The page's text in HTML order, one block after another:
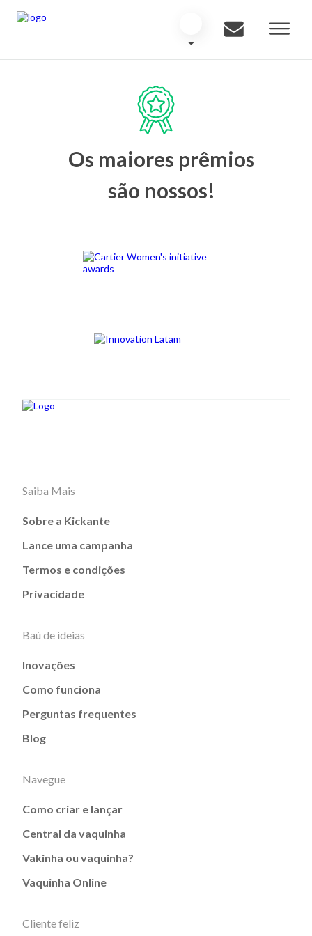
Os maiores prêmios
são nossos!
Saiba Mais
Sobre a Kickante
Lance uma campanha
Termos e condições
Privacidade
Baú de ideias
Inovações
Como funciona
Perguntas frequentes
Blog
Navegue
Como criar e lançar
Central da vaquinha
Vakinha ou vaquinha?
Vaquinha Online
Cliente feliz